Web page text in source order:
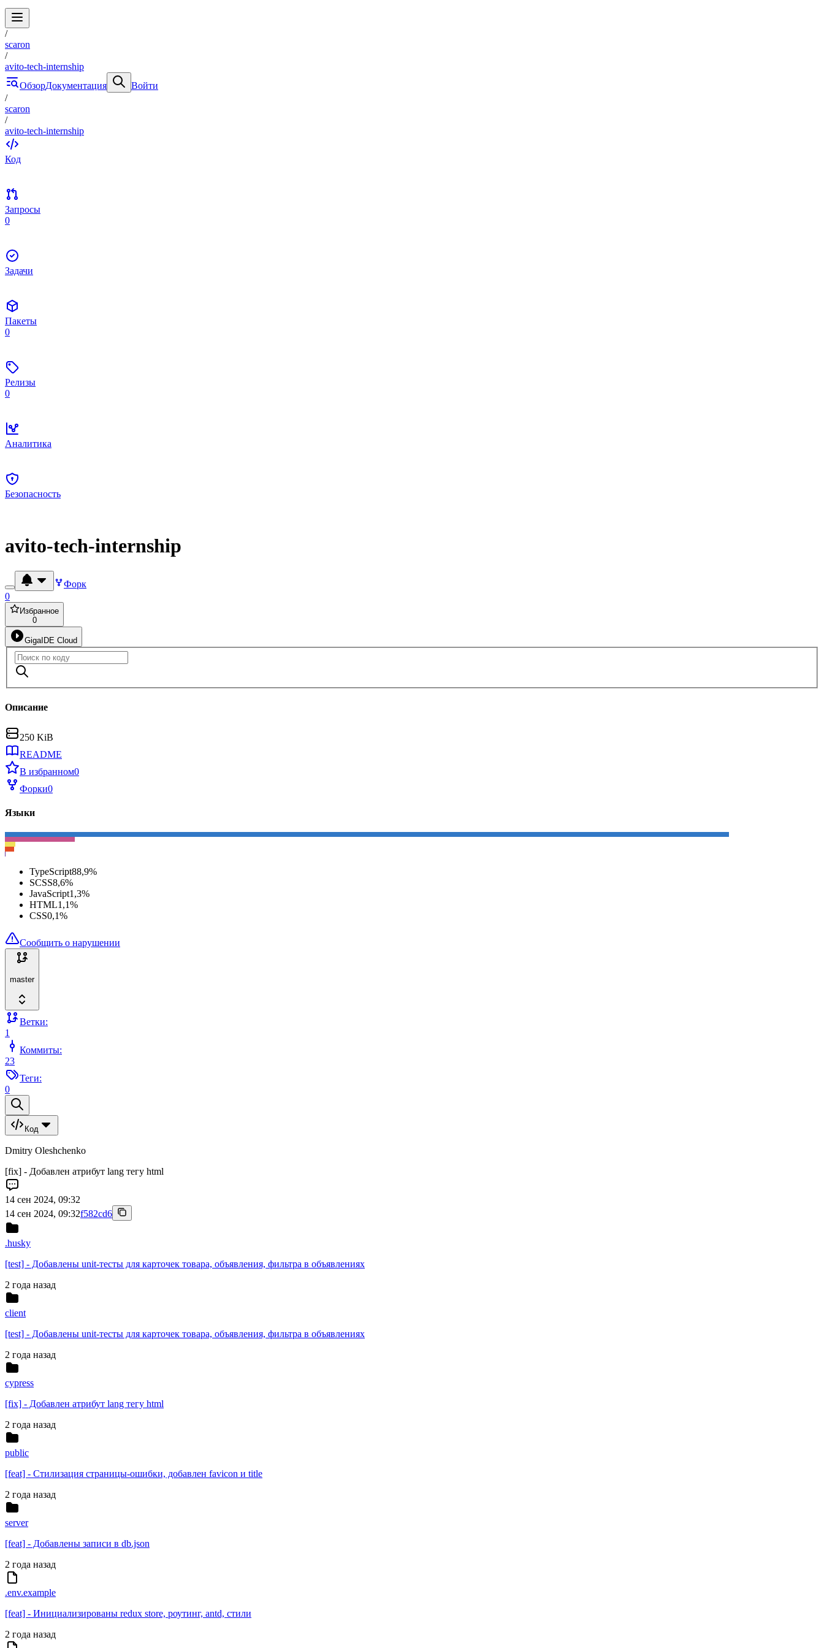
/
scaron
/
avito-tech-internship
ОбзорДокументация
Войти
/
scaron
/
avito-tech-internship
Код
Запросы
0
Задачи
Пакеты
0
Релизы
0
Аналитика
Безопасность
avito-tech-internship
Форк
0
Избранное
0
GigaIDE Cloud
Описание
250 KiB
README
В избранном0
Форки0
Языки
TypeScript88,9%
SCSS8,6%
JavaScript1,3%
HTML1,1%
CSS0,1%
Сообщить о нарушении
master
Ветки:
1
Коммиты:
23
Теги:
0
Код
Dmitry Oleshchenko
[fix] - Добавлен атрибут lang тегу html
14 сен 2024, 09:32
14 сен 2024, 09:32f582cd6
.husky
[test] - Добавлены unit-тесты для карточек товара, объявления, фильтра в объявлениях
2 года назад
client
[test] - Добавлены unit-тесты для карточек товара, объявления, фильтра в объявлениях
2 года назад
cypress
[fix] - Добавлен атрибут lang тегу html
2 года назад
public
[feat] - Стилизация страницы-ошибки, добавлен favicon и title
2 года назад
server
[feat] - Добавлены записи в db.json
2 года назад
.env.example
[feat] - Инициализированы redux store, роутинг, antd, стили
2 года назад